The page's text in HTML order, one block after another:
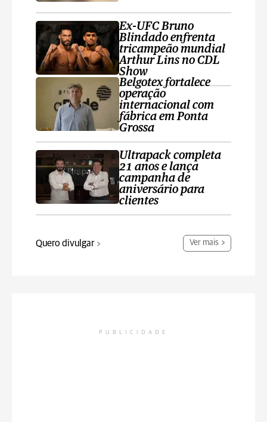
Ex-UFC Bruno
Blindado enfrenta
tricampeão mundial
Arthur Lins no CDL
Show
Belgotex fortalece
operação
internacional com
fábrica em Ponta
Grossa
Ultrapack completa
21 anos e lança
campanha de
aniversário para
clientes
Quero divulgar Ver mais
PUBLICIDADE